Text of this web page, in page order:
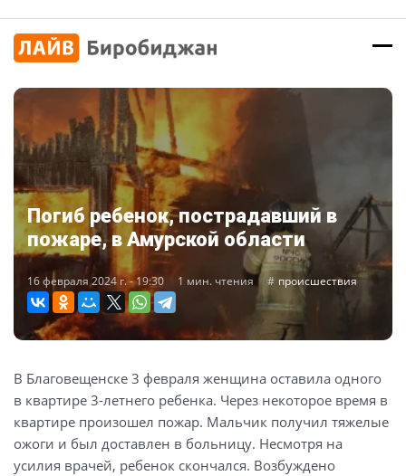
Погиб ребенок, пострадавший в
пожаре, в Амурской области
16 февраля 2024 г. - 19:30 1 мин. чтения происшествия
В Благовещенске 3 февраля женщина оставила одного
в квартире 3-летнего ребенка. Через некоторое время в
квартире произошел пожар. Мальчик получил тяжелые
ожоги и был доставлен в больницу. Несмотря на
усилия врачей, ребенок скончался. Возбуждено